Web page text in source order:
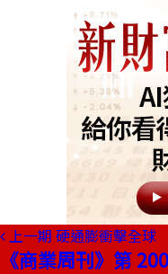
上一期 硬通膨衝擊全球
《商業周刊》第